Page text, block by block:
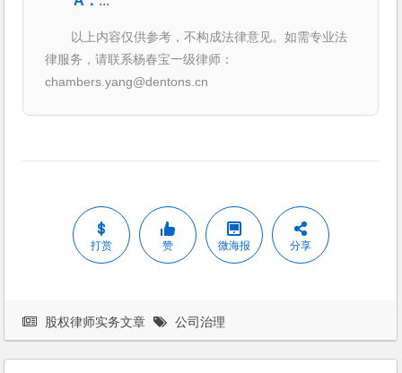
以上内容仅供参考，不构成法律意见。如需专业法
律服务，请联系杨春宝一级律师：
chambers.yang@dentons.cn
打赏 赞 微海报 分享
股权律师实务文章 公司治理